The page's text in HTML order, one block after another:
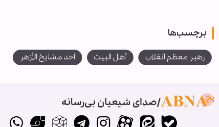
برچسب‌ها
رهبر معظم انقلاب أهل البيت أحد مشايخ الأزهر
صدای شیعیان بی‌رسانه